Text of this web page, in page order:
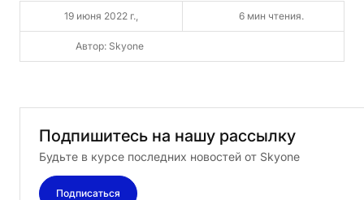
19 июня 2022 г., 6 мин чтения.
Автор: Skyone
Подпишитесь на нашу рассылку
Будьте в курсе последних новостей от Skyone
Подписаться